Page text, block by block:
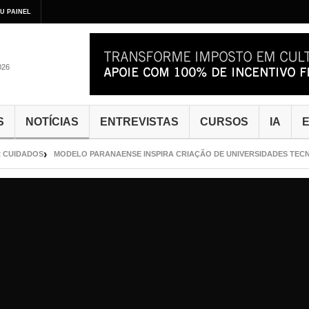
PAINEL
NOTÍCIAS ENTREVISTAS CURSOS IA
MODELO PARANAENSE INSPIRA CRIAÇÃO DE UNIVERSIDADES